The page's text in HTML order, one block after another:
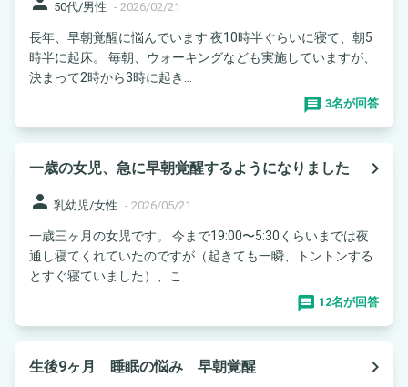
50代/男性 - 2026/02/21
長年、早朝覚醒に悩んでいます 夜10時半ぐらいに寝て、朝5
時半に起床。 毎朝、ウォーキングなども実施していますが、
決まって2時から3時に起き...
3名が回答
一歳の女児、急に早朝覚醒するようになりました
navigate_next
person 乳幼児/女性 - 2026/05/21
一歳三ヶ月の女児です。 今まで19:00〜5:30くらいまでは夜
通し寝てくれていたのですが（起きても一瞬、トントンする
とすぐ寝ていました）、こ...
12名が回答
生後9ヶ月 睡眠の悩み 早朝覚醒
navigate_next